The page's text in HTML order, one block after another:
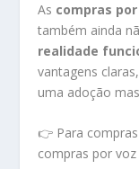
As compras
também ainda
realidade
vantagens
uma adoção
👉 Para
compras por